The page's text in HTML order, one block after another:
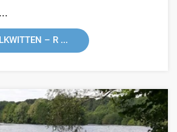
– R ...